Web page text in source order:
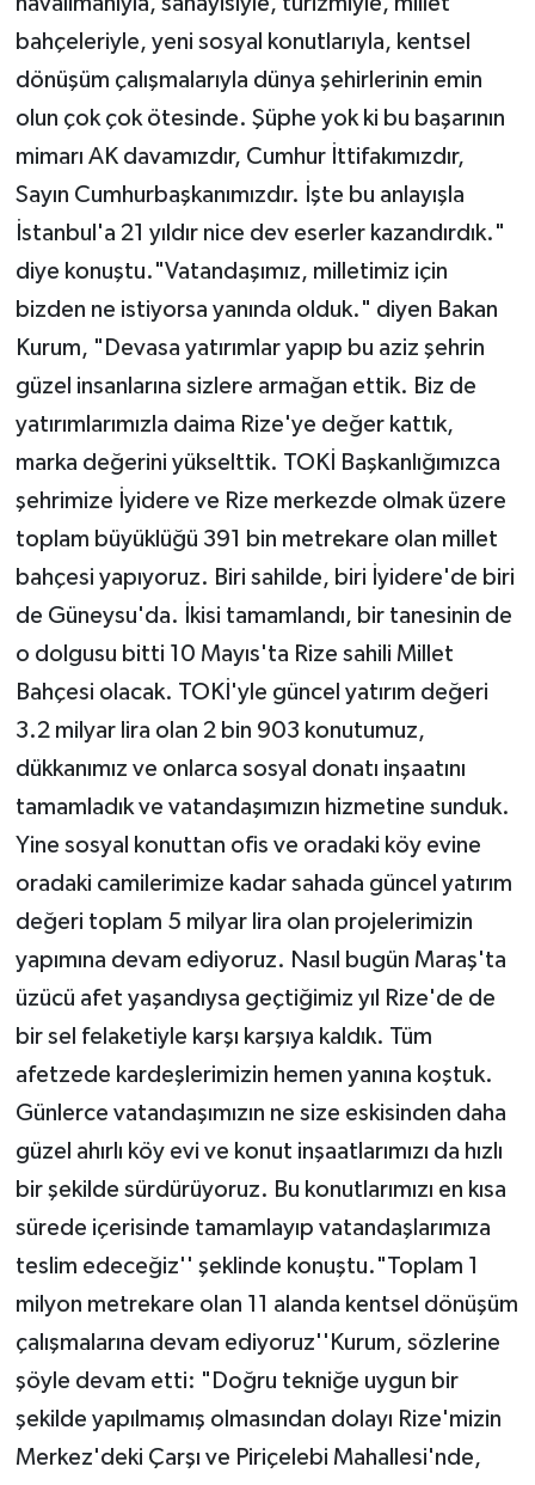
bahçeleriyle, yeni sosyal konutlarıyla, kentsel
dönüşüm çalışmalarıyla dünya şehirlerinin emin
olun çok çok ötesinde. Şüphe yok ki bu başarının
mimarı AK davamızdır, Cumhur İttifakımızdır,
Sayın Cumhurbaşkanımızdır. İşte bu anlayışla
İstanbul'a 21 yıldır nice dev eserler kazandırdık."
diye konuştu."Vatandaşımız, milletimiz için
bizden ne istiyorsa yanında olduk." diyen Bakan
Kurum, "Devasa yatırımlar yapıp bu aziz şehrin
güzel insanlarına sizlere armağan ettik. Biz de
yatırımlarımızla daima Rize'ye değer kattık,
marka değerini yükselttik. TOKİ Başkanlığımızca
şehrimize İyidere ve Rize merkezde olmak üzere
toplam büyüklüğü 391 bin metrekare olan millet
bahçesi yapıyoruz. Biri sahilde, biri İyidere'de biri
de Güneysu'da. İkisi tamamlandı, bir tanesinin de
o dolgusu bitti 10 Mayıs'ta Rize sahili Millet
Bahçesi olacak. TOKİ'yle güncel yatırım değeri
3.2 milyar lira olan 2 bin 903 konutumuz,
dükkanımız ve onlarca sosyal donatı inşaatını
tamamladık ve vatandaşımızın hizmetine sunduk.
Yine sosyal konuttan ofis ve oradaki köy evine
oradaki camilerimize kadar sahada güncel yatırım
değeri toplam 5 milyar lira olan projelerimizin
yapımına devam ediyoruz. Nasıl bugün Maraş'ta
üzücü afet yaşandıysa geçtiğimiz yıl Rize'de de
bir sel felaketiyle karşı karşıya kaldık. Tüm
afetzede kardeşlerimizin hemen yanına koştuk.
Günlerce vatandaşımızın ne size eskisinden daha
güzel ahırlı köy evi ve konut inşaatlarımızı da hızlı
bir şekilde sürdürüyoruz. Bu konutlarımızı en kısa
sürede içerisinde tamamlayıp vatandaşlarımıza
teslim edeceğiz'' şeklinde konuştu."Toplam 1
milyon metrekare olan 11 alanda kentsel dönüşüm
çalışmalarına devam ediyoruz''Kurum, sözlerine
şöyle devam etti: "Doğru tekniğe uygun bir
şekilde yapılmamış olmasından dolayı Rize'mizin
Merkez'deki Çarşı ve Piriçelebi Mahallesi'nde,